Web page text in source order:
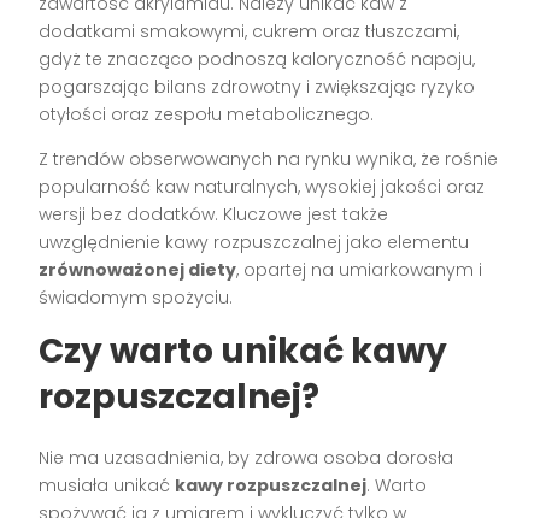
dodatkami smakowymi, cukrem oraz tłuszczami,
gdyż te znacząco podnoszą kaloryczność napoju,
pogarszając bilans zdrowotny i zwiększając ryzyko
otyłości oraz zespołu metabolicznego.
Z trendów obserwowanych na rynku wynika, że rośnie
popularność kaw naturalnych, wysokiej jakości oraz
wersji bez dodatków. Kluczowe jest także
uwzględnienie kawy rozpuszczalnej jako elementu
zrównoważonej diety, opartej na umiarkowanym i
świadomym spożyciu.
Czy warto unikać kawy
rozpuszczalnej?
Nie ma uzasadnienia, by zdrowa osoba dorosła
musiała unikać kawy rozpuszczalnej. Warto